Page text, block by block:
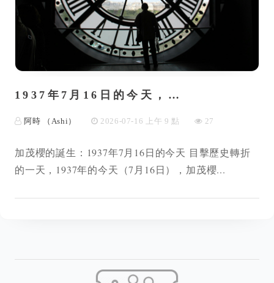
1937年7月16日的今天，…
阿時 （Ashi） 2026-07-16 上午 9 點 27
加茂櫻的誕生：1937年7月16日的今天 目擊歷史轉折
的一天，1937年的今天（7月16日），加茂櫻...